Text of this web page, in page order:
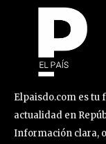
Elpaisdo.com es tu
actualidad en
Información clara,